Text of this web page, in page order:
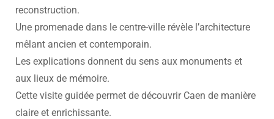
reconstruction.
Une promenade dans le centre-ville révèle l’architecture
mêlant ancien et contemporain.
Les explications donnent du sens aux monuments et
aux lieux de mémoire.
Cette visite guidée permet de découvrir Caen de manière
claire et enrichissante.